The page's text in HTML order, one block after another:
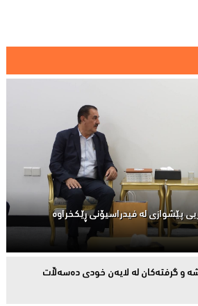
پێشوازی لە فیدراسیۆنی ڕێكخراوە
و گرفتەكان لە لایەن خودی دەسەڵات